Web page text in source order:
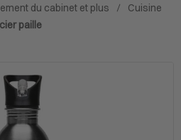
du cabinet et plus
Cuisine
paille